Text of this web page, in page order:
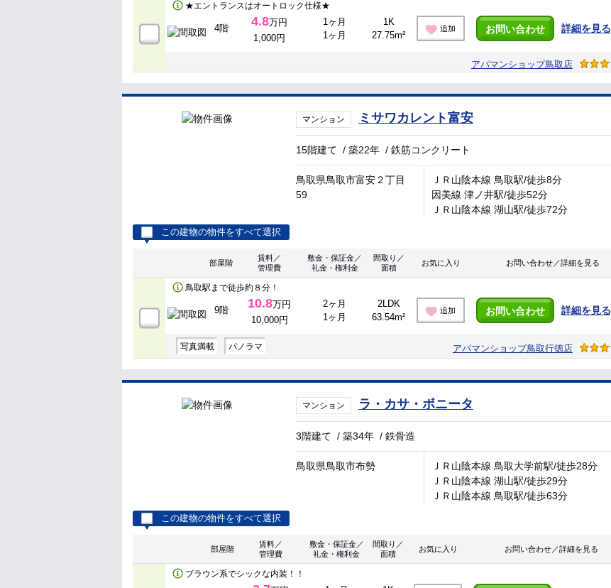
★エントランスはオートロック仕様★
4階 4.8万円
1,000円
1ヶ月
1ヶ月
1K
27.75m²
追加 お問い合わせ 詳細を見る
アパマンショップ鳥取店
マンション ミサワカレント富安
15階建て /築22年 /鉄筋コンクリート
鳥取県鳥取市富安２丁目
59
ＪＲ山陰本線 鳥取駅/徒歩8分
因美線 津ノ井駅/徒歩52分
ＪＲ山陰本線 湖山駅/徒歩72分
この建物の物件をすべて選択
部屋階
賃料／
管理費
敷金・保証金／
礼金・権利金
間取り／
面積
お気に入り お問い合わせ／詳細を見る
鳥取駅まで徒歩約８分！
9階 10.8万円
10,000円
2ヶ月
1ヶ月
2LDK
63.54m²
追加 お問い合わせ 詳細を見る
写真満載 パノラマ アパマンショップ鳥取行徳店
マンション ラ・カサ・ボニータ
3階建て /築34年 /鉄骨造
鳥取県鳥取市布勢
ＪＲ山陰本線 鳥取大学前駅/徒歩28分
ＪＲ山陰本線 湖山駅/徒歩29分
ＪＲ山陰本線 鳥取駅/徒歩63分
この建物の物件をすべて選択
部屋階
賃料／
管理費
敷金・保証金／
礼金・権利金
間取り／
面積
お気に入り お問い合わせ／詳細を見る
ブラウン系でシックな内装！！